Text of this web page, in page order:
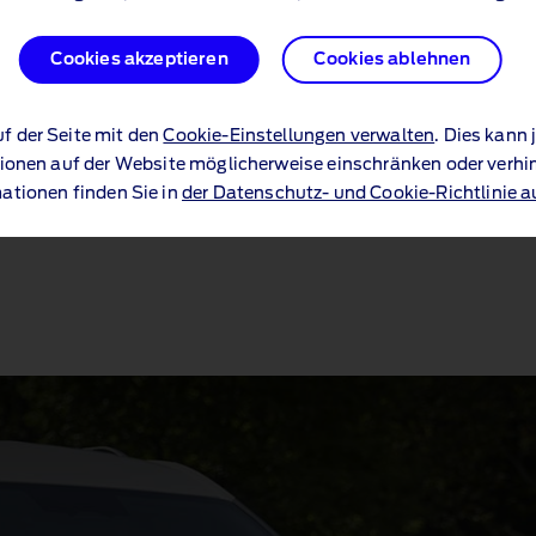
Cookies akzeptieren Cookies ablehnen
der Seite mit denCookie-Einstellungen verwalten. Dies kann
auf der Website möglicherweise einschränken oder
finden Sie in der Datenschutz- und Cookie-Richtlinie
Cookies akzeptieren Cookies ablehnen
der Seite mit denCookie-Einstellungen verwalten. Dies kann
auf der Website möglicherweise einschränken oder
finden Sie in der Datenschutz- und Cookie-Richtlinie
Platz für bis zu 18 Personen
Transit Minibus entdecken